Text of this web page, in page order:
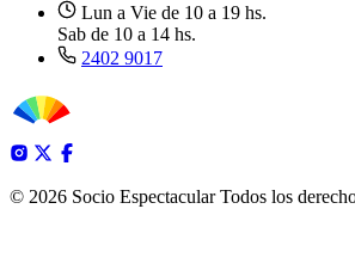
Lun a Vie de 10 a 19 hs.
Sab de 10 a 14 hs.
2402 9017
© 2026 Socio Espectacular Todos los